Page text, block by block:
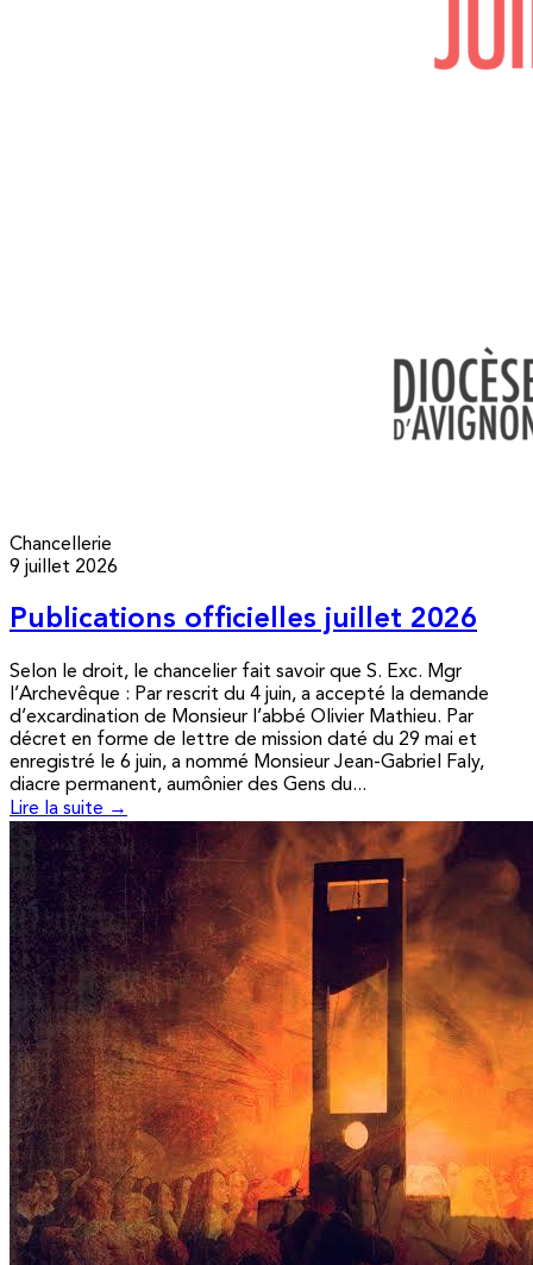
Chancellerie
9 juillet 2026
Publications officielles juillet 2026
Selon le droit, le chancelier fait savoir que S. Exc. Mgr
l’Archevêque : Par rescrit du 4 juin, a accepté la demande
d’excardination de Monsieur l’abbé Olivier Mathieu. Par
décret en forme de lettre de mission daté du 29 mai et
enregistré le 6 juin, a nommé Monsieur Jean-Gabriel Faly,
diacre permanent, aumônier des Gens du...
Lire la suite →